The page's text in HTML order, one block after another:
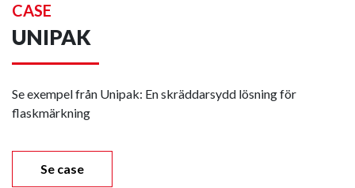
CASE
UNIPAK
Se exempel från Unipak: En skräddarsydd lösning för
flaskmärkning
Se case